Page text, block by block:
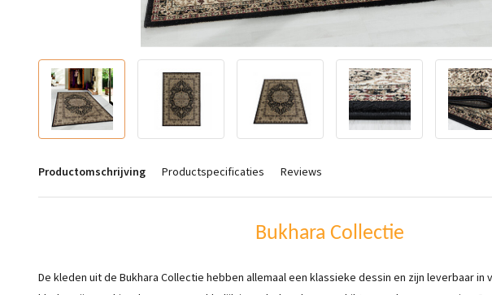
Productomschrijving Productspecificaties Reviews
Bukhara Collectie
De kleden uit de Bukhara Collectie hebben allemaal een klassieke dessin en zijn leverbaar in